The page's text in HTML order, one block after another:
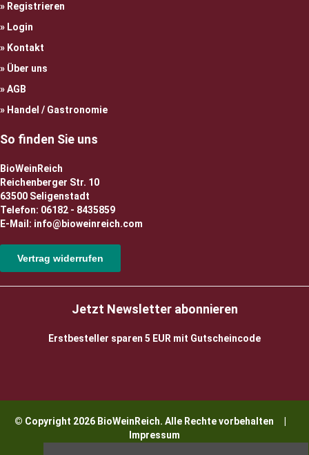
Registrieren
Login
Kontakt
Über uns
AGB
Handel / Gastronomie
So finden Sie uns
BioWeinReich
Reichenberger Str. 10
63500 Seligenstadt
Telefon: 06182 - 8435859
E-Mail: info@bioweinreich.com
Vertrag widerrufen
Jetzt Newsletter abonnieren
Erstbesteller sparen 5 EUR mit Gutscheincode
© Copyright 2026 BioWeinReich. Alle Rechte vorbehalten |
Impressum